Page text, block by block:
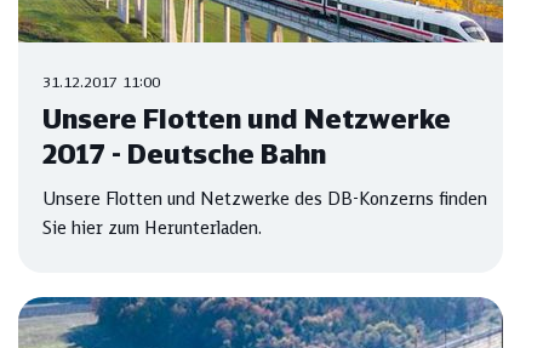
31.12.2017 11:00
Unsere Flotten und Netzwerke
2017 - Deutsche Bahn
Unsere Flotten und Netzwerke des DB-Konzerns finden
Sie hier zum Herunterladen.